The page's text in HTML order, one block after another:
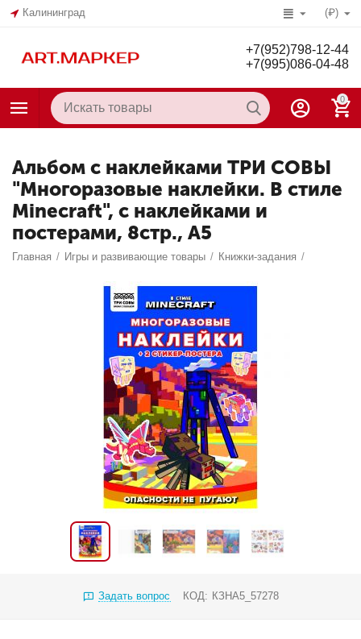
Калининград (₽)
+7(952)798-12-44
+7(995)086-04-48
0
Альбом с наклейками ТРИ СОВЫ
"Многоразовые наклейки. В стиле
Minecraft", с наклейками и
постерами, 8стр., А5
Главная / Игры и развивающие товары / Книжки-задания /
Задать вопрос КОД: КЗНА5_57278